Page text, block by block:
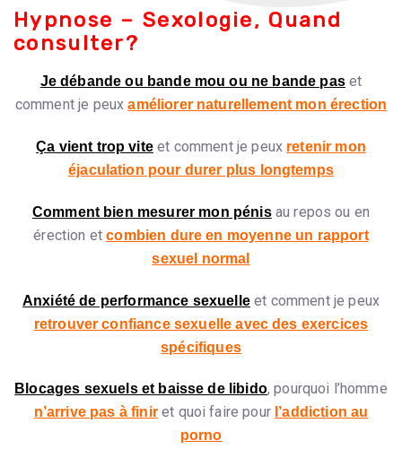
Hypnose – Sexologie, Quand
consulter?
Je débande ou bande mou ou ne bande paset
comment je peuxaméliorer naturellement mon érection
Ça vient trop viteet comment je peux retenir mon
éjaculation pour durer plus longtemps
Comment bien mesurer mon pénisau repos ou en
érection etcombien dure en moyenne un rapport
sexuel normal
Anxiété de performance sexuelleet comment je peux
retrouver confiance sexuelle avec des exercices
spécifiques
Blocages sexuels et baisse de libido, pourquoi l’homme
n’arrive pas à finiret quoi faire pour l’addiction au
porno